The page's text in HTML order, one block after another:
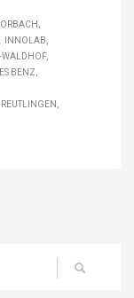
INNOLAB
BENZ
REUTLINGEN